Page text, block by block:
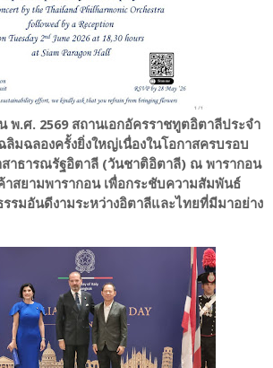
พ.ศ. 2569 สถานเอกอัครราชทูตอิตาลีประจำ
ลิมฉลองครั้งยิ่งใหญ่เนื่องในโอกาสครบรอบ
สาธารณรัฐอิตาลี (วันชาติอิตาลี) ณ พารากอน
สยามพารากอน เพื่อกระชับความสัมพันธ์
รมอันดีงามระหว่างอิตาลีและไทยที่มีมาอย่าง